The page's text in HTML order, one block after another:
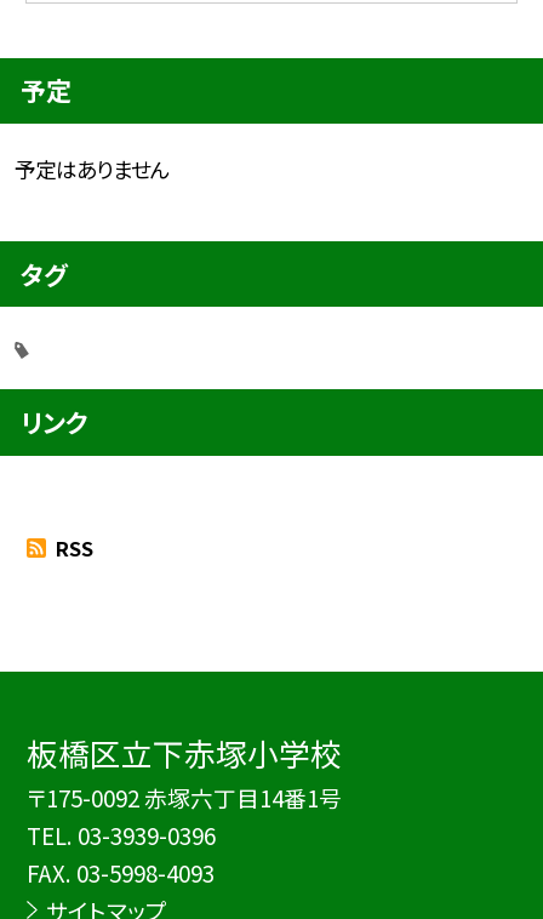
予定
予定はありません
タグ
リンク
RSS
板橋区立下赤塚小学校
〒175-0092 赤塚六丁目14番1号
TEL. 03-3939-0396
FAX. 03-5998-4093
サイトマップ